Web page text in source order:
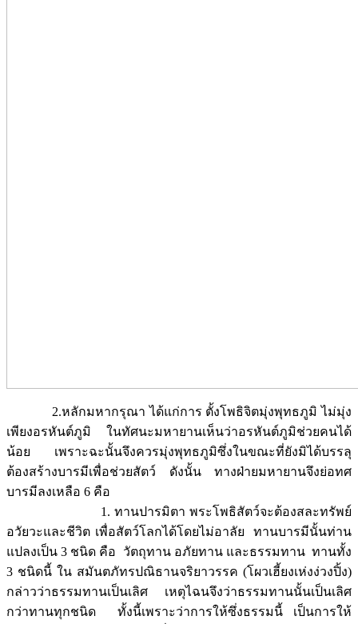
2.หลักมหากรุณา ได้แก่การ ตั้งโพธิจิตมุ่งพุทธภูมิ ไม่มุ่ง
เพียงอรหันต์ภูมิ ในทัศนะมหายานเห็นว่าอรหันต์ภูมิช่วยคนได้
น้อย เพราะฉะนั้นจึงควรมุ่งพุทธภูมิซึ่งในขณะที่ยังมิได้บรรลุ
ต้องสร้างบารมีเพื่อช่วยสัตว์ ดังนั้น ทางฝ่ายมหายานจึงย่อทศ
บารมีลงเหลือ 6 คือ
1. ทานปารมิตา พระโพธิสัตว์จะต้องสละทรัพย์
อวัยวะและชีวิต เพื่อสัตว์โลกได้โดยไม่อาลัย ทานบารมีนั้นท่าน
แปลงเป็น 3 ชนิด คือ วัตถุทาน อภัยทาน และธรรมทาน ทานทั้ง
3 ชนิดนี้ ใน สมันตภัทรปณิธานจริยาวรรค (โผวเฮี้ยงเห่งง่วงปิ้ง)
กล่าวว่าธรรมทานเป็นเลิศ เหตุไฉนจึงว่าธรรมทานนั้นเป็นเลิศ
กว่าทานทุกชนิด ทั้งนี้เพราะว่าการให้ซึ่งธรรมนี้ เป็นการให้